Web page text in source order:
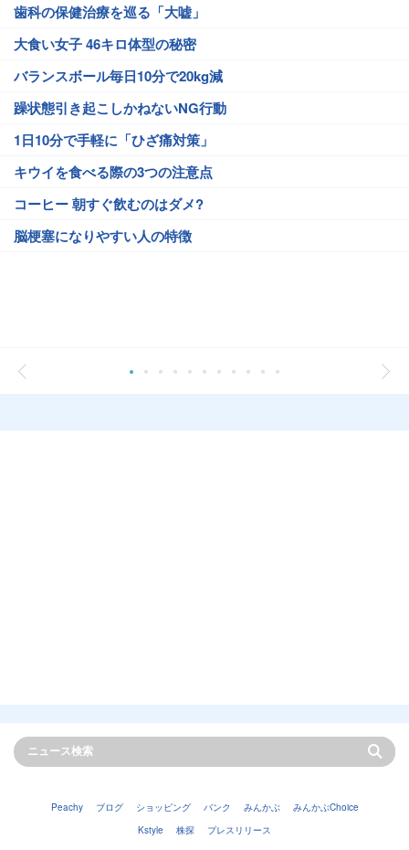
歯科の保健治療を巡る「大嘘」
大食い女子 46キロ体型の秘密
バランスボール毎日10分で20kg減
躁状態引き起こしかねないNG行動
1日10分で手軽に「ひざ痛対策」
キウイを食べる際の3つの注意点
コーヒー 朝すぐ飲むのはダメ?
脳梗塞になりやすい人の特徴
Peachy ブログ ショッピング バンク みんかぶ
みんかぶChoice
Kstyle
株探 プレスリリース